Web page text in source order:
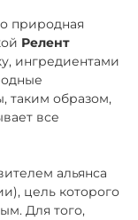
природная
Релент
ингредиентами
таким образом,
все
альянса
цель которого
Для того,